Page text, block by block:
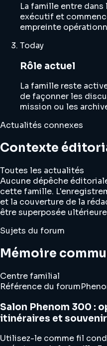
La famille entre dans
exécutif et
empreinte
Today
Rôle actuel
La famille reste
de façonner les
mission ou les
Actualités connexes
Contexte
Toutes les actualités
Aucune dépêche
cette famille.
et la couverture de la
être superposée
Sujets du forum
Mémoire
Centre familial
Référence du forum
Salon Phenom 300 :
itinéraires et
Utilisez-le comme fil